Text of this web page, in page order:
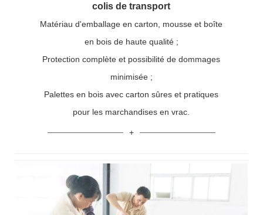
colis de transport
Matériau d'emballage en carton, mousse et boîte
en bois de haute qualité ;
Protection complète et possibilité de dommages
minimisée ;
Palettes en bois avec carton sûres et pratiques
pour les marchandises en vrac.